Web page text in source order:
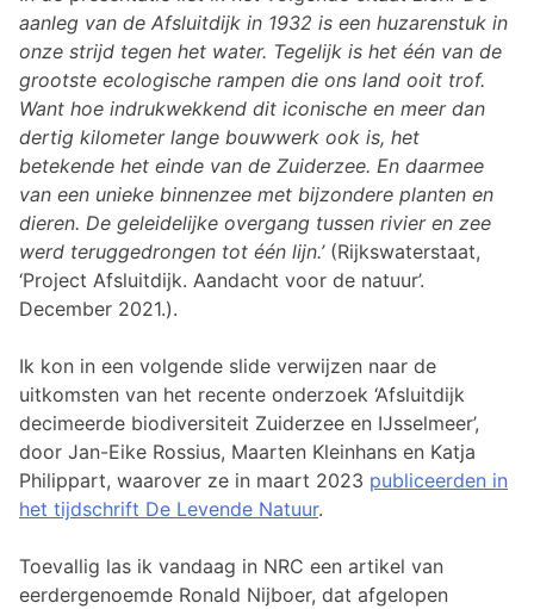
aanleg van de Afsluitdijk in 1932 is een huzarenstuk in
onze strijd tegen het water. Tegelijk is het één van de
grootste ecologische rampen die ons land ooit trof.
Want hoe indrukwekkend dit iconische en meer dan
dertig kilometer lange bouwwerk ook is, het
betekende het einde van de Zuiderzee. En daarmee
van een unieke binnenzee met bijzondere planten en
dieren. De geleidelijke overgang tussen rivier en zee
werd teruggedrongen tot één lijn.’ (Rijkswaterstaat,
‘Project Afsluitdijk. Aandacht voor de natuur’.
December 2021.).
Ik kon in een volgende slide verwijzen naar de
uitkomsten van het recente onderzoek ‘Afsluitdijk
decimeerde biodiversiteit Zuiderzee en IJsselmeer’,
door Jan-Eike Rossius, Maarten Kleinhans en Katja
Philippart, waarover ze in maart 2023 publiceerden in
het tijdschrift De Levende Natuur.
Toevallig las ik vandaag in NRC een artikel van
eerdergenoemde Ronald Nijboer, dat afgelopen